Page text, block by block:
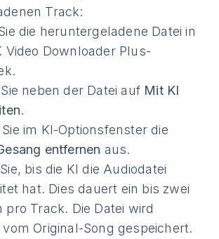
Track:
die heruntergeladene Datei in
Video Downloader Plus-
neben der Datei auf Mit KI
.
im KI-Optionsfenster die
entfernen aus.
bis die KI die Audiodatei
hat. Dies dauert ein bis zwei
pro Track. Die Datei wird
Original-Song gespeichert.